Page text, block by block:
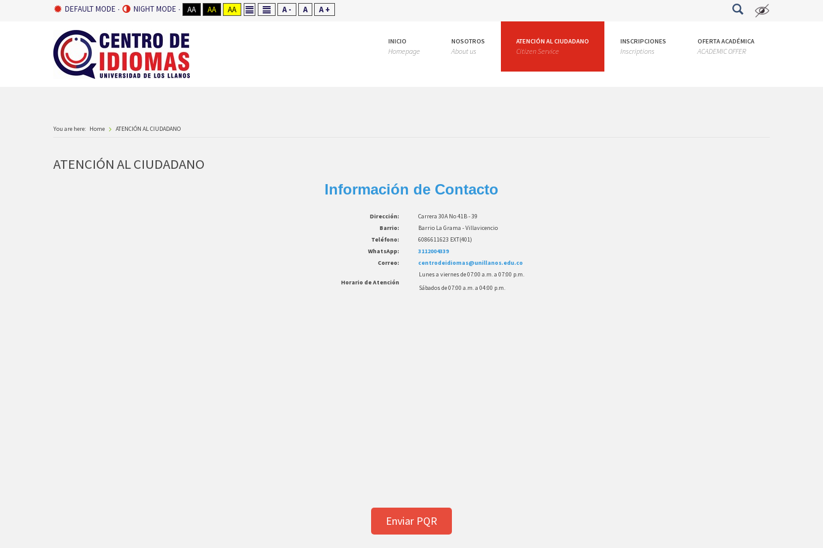
DEFAULT MODE NIGHT MODE AA AA AA A - A A +
INICIO
Homepage
NOSOTROS
About us
ATENCIÓN AL CIUDADANO
Citizen Service
INSCRIPCIONES
Inscriptions
OFERTA ACADÉMICA
ACADEMIC OFFER
You are here: Home ATENCIÓN AL CIUDADANO
ATENCIÓN AL CIUDADANO
Información de Contacto
Dirección:
Carrera 30A No 41B - 39
Barrio:
Barrio La Grama - Villavicencio
Teléfono:
6086611623 EXT(401)
WhatsApp:
3112004339
Correo:
centrodeidiomas@unillanos.edu.co
Horario de Atención
Lunes a viernes de 07:00 a.m. a 07:00 p.m.
Sábados de 07:00 a.m. a 04:00 p.m.
Enviar PQR